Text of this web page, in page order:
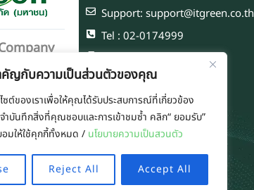
ำคัญกับความเป็นส่วนตัวของคุณ
ไซต์ของเราเพื่อให้คุณได้รับประสบการณ์ที่เกี่ยวข้อง
ำบันทึกสิ่งที่คุณชอบและการเข้าชมซ้ำ คลิก“ ยอมรับ”
มให้ใช้คุกกี้ทั้งหมด / นโยบายความเป็นสวนตัว
Reject All Accept All
87-89 Soi
Road,
Support: support@itgreen.co.th
Tel : 02-0174999